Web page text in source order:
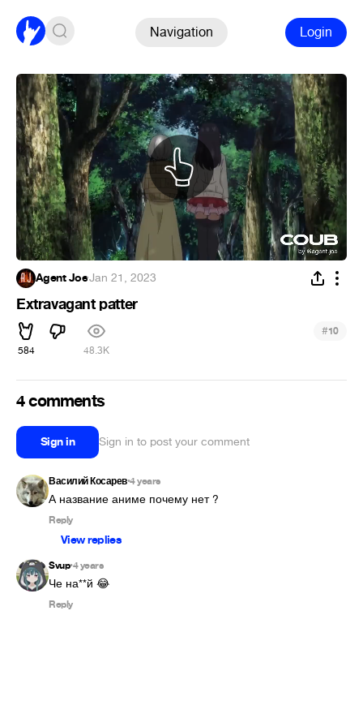
Navigation Login
Agent Joe·Jan 21, 2023
Extravagant patter
584 48.3K
#10
4 comments
Sign in Sign in to post your comment
Василий Косарев•4 years
А название аниме почему нет ?
Reply
View replies
Svup•4 years
Че на**й 😂
Reply